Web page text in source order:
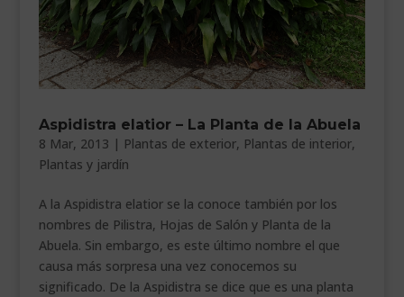
DECORACIÓN
HORARIO GARDEN
CONTACTAR
___________________________
VEURE EN CATALÀ
Aspidistra elatior – La Planta de la Abuela
8 Mar, 2013 | Plantas de exterior, Plantas de interior,
Plantas y jardín
A la Aspidistra elatior se la conoce también por los
nombres de Pilistra, Hojas de Salón y Planta de la
Abuela. Sin embargo, es este último nombre el que
causa más sorpresa una vez conocemos su
significado. De la Aspidistra se dice que es una planta